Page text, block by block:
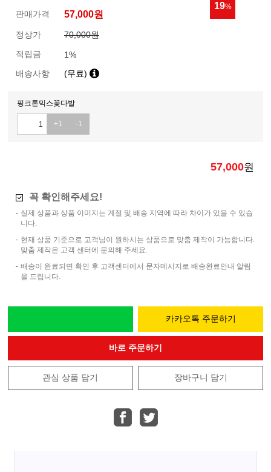
19%
판매가격 57,000원
정상가
70,000원
적립금
1%
배송사항
(무료)
핑크톤믹스꽃다발
+1 -1
57,000원
꼭 확인해주세요!
실제 상품과 상품 이미지는 계절 및 배송 지역에 따라 차이가 있을 수 있습
니다.
현재 상품 기준으로 고객님이 원하시는 상품으로 맞춤 제작이 가능합니다.
맞춤 제작은 고객 센터에 문의해 주세요.
배송이 완료되면 확인 후 고객센터에서 문자메시지로 배송완료안내 알림
을 드립니다.
카카오톡 주문하기
바로 주문하기
관심 상품 담기 장바구니 담기